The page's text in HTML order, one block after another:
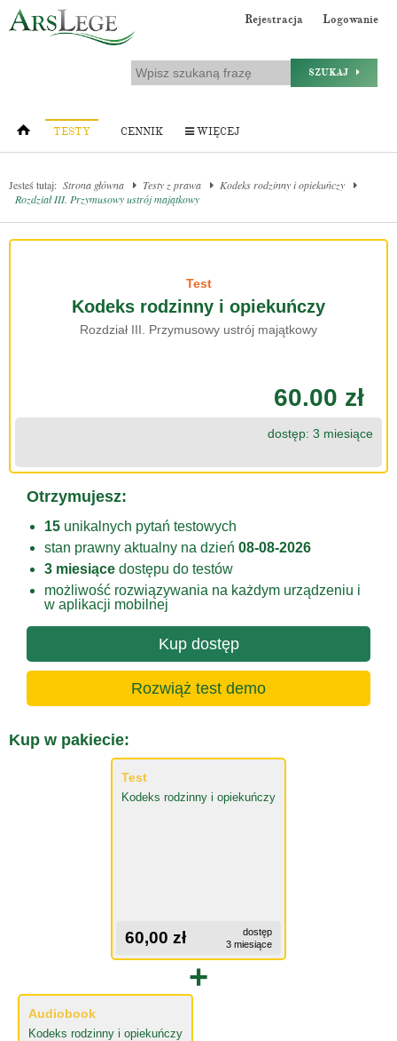
Rejestracja Logowanie
SZUKAJ
TESTY CENNIK WIĘCEJ
Jesteś tutaj: Strona główna Testy z prawa
Kodeks rodzinny i opiekuńczy
Rozdział III. Przymusowy ustrój majątkowy
Test
Kodeks rodzinny i opiekuńczy
Rozdział III. Przymusowy ustrój majątkowy
60.00 zł
dostęp: 3 miesiące
Otrzymujesz:
15 unikalnych pytań testowych
stan prawny aktualny na dzień 08-08-2026
3 miesiące dostępu do testów
możliwość rozwiązywania na każdym urządzeniu i
w aplikacji mobilnej
Kup dostęp
Rozwiąż test demo
Kup w pakiecie:
Test
Kodeks rodzinny i opiekuńczy
60,00 zł
dostęp
3 miesiące
+
Audiobook
Kodeks rodzinny i opiekuńczy